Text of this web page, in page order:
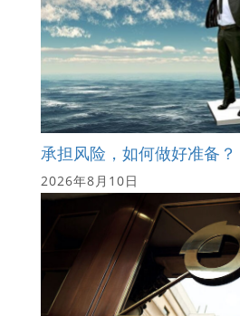
承担风险，如何做好准备？
2026年8月10日